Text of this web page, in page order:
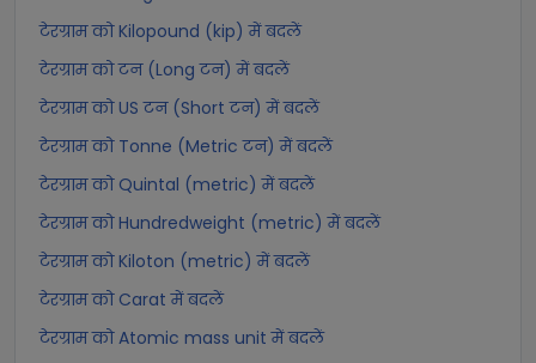
टेरग्राम को Kilopound (kip) में बदलें
टेरग्राम को टन (Long टन) में बदलें
टेरग्राम को US टन (Short टन) में बदलें
टेरग्राम को Tonne (Metric टन) में बदलें
टेरग्राम को Quintal (metric) में बदलें
टेरग्राम को Hundredweight (metric) में बदलें
टेरग्राम को Kiloton (metric) में बदलें
टेरग्राम को Carat में बदलें
टेरग्राम को Atomic mass unit में बदलें